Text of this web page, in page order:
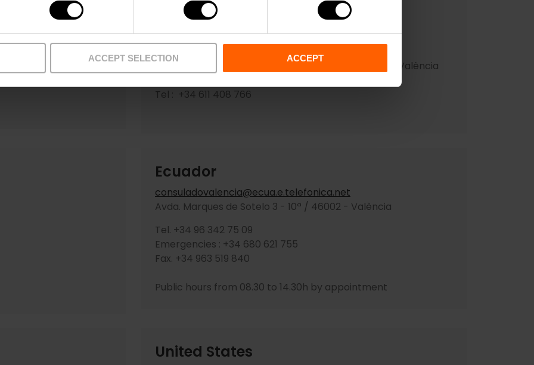
ACCEPT SELECTION ACCEPT
Croatia
valencia@consulcroacia.com
Avda. Profesor López Piñero, 4. Bloque1.1º. 7ª / 46013 València
Tel : +34 611 408 766
Ecuador
consuladovalencia@ecua.e.telefonica.net
Avda. Marques de Sotelo 3 - 10ª / 46002 - València
Tel. +34 96 342 75 09
Emergencies : +34 680 621 755
Fax. +34 963 519 840
Public hours from 08.30 to 14.30h by appointment
United States